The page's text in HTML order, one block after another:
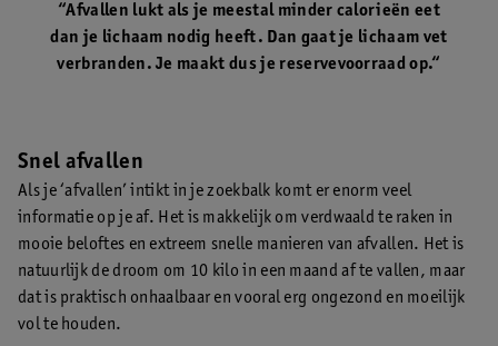
“Afvallen lukt als je meestal minder calorieën eet
dan je lichaam nodig heeft. Dan gaat je lichaam vet
verbranden. Je maakt dus je reservevoorraad op.“
Snel afvallen
Als je ‘afvallen’ intikt in je zoekbalk komt er enorm veel
informatie op je af. Het is makkelijk om verdwaald te raken in
mooie beloftes en extreem snelle manieren van afvallen. Het is
natuurlijk de droom om 10 kilo in een maand af te vallen, maar
dat is praktisch onhaalbaar en vooral erg ongezond en moeilijk
vol te houden.